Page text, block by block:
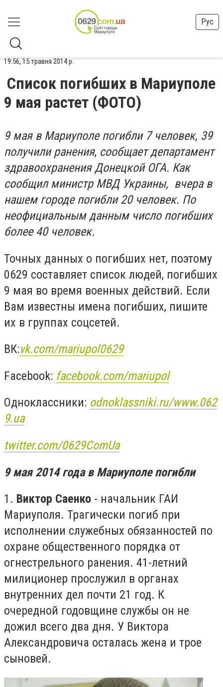
Рус
19:56, 15 травня 2014 р.
Список погибших в Мариуполе
9 мая растет (ФОТО)
9 мая в Мариуполе погибли 7 человек, 39
получили ранения, сообщает департамент
здравоохранения Донецкой ОГА. Как
сообщил министр МВД Украины, вчера в
нашем городе погибли 20 человек. По
неофициальным данным число погибших
более 40 человек.
Точных данных о погибших нет, поэтому
0629 составляет список людей, погибших
9 мая во время военных действий. Если
Вам известны имена погибших, пишите
их в группах соцсетей.
ВК:vk.com/mariupol0629
Facebook: facebook.com/mariupol
Одноклассники: odnoklassniki.ru/www.062
9.ua
twitter.com/0629ComUa
9 мая 2014 года в Мариуполе погибли
1. Виктор Саенко - начальник ГАИ
Мариуполя. Трагически погиб при
исполнении служебных обязанностей по
охране общественного порядка от
огнестрельного ранения. 41-летний
милиционер прослужил в органах
внутренних дел почти 21 год. К
очередной годовщине службы он не
дожил всего два дня. У Виктора
Александровича осталась жена и трое
сыновей.